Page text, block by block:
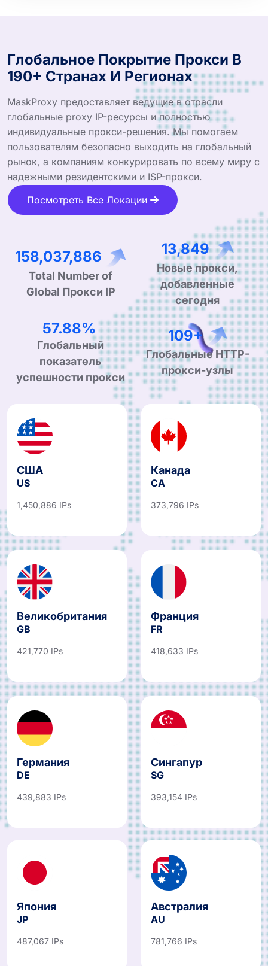
Глобальное Покрытие Прокси В
190+ Странах И Регионах
MaskProxy предоставляет ведущие в отрасли
глобальные proxy IP-ресурсы и полностью
индивидуальные прокси-решения. Мы помогаем
пользователям безопасно выходить на глобальный
рынок, а компаниям конкурировать по всему миру с
надежными резидентскими и ISP-прокси.
Посмотреть Все Локации
268,510,972
Total Number of
Global Прокси IP
23,350
Новые прокси,
добавленные
сегодня
98.52%
Глобальный
показатель
успешности прокси
187+
Глобальные HTTP-
прокси-узлы
США
US
1,450,886 IPs
Канада
CA
373,796 IPs
Великобритания
GB
421,770 IPs
Франция
FR
418,633 IPs
Германия
DE
439,883 IPs
Сингапур
SG
393,154 IPs
Япония
JP
487,067 IPs
Австралия
AU
781,766 IPs